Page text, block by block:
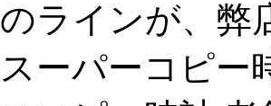
のラインが、弊
スーパーコピー